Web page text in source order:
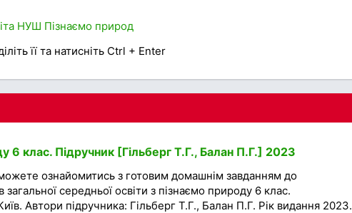
НУШ Пізнаємо природ
її та натисніть Ctrl + Enter
6 клас. Підручник [Гільберг Т.Г., Балан П.Г.] 2023
ознайомитись з готовим домашнім завданням до
загальної середньої освіти з пізнаємо природу 6 клас.
Автори підручника: Гільберг Т.Г., Балан П.Г. Рік видання 2023.